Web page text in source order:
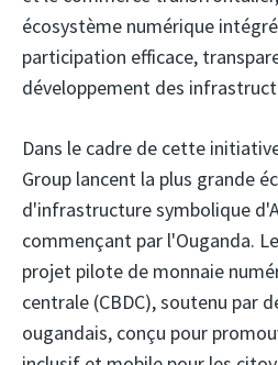
écosystème numérique
participation efficace,
développement des
Dans le cadre de cette
Group lancent la plus grande
d'infrastructure symbolique
commençant par l'Ouganda.
projet pilote de monnaie
centrale (CBDC), soutenu par
ougandais, conçu pour